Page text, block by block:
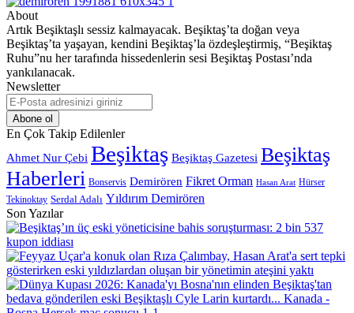
About
Artık Beşiktaşlı sessiz kalmayacak. Beşiktaş’ta doğan veya
Beşiktaş’ta yaşayan, kendini Beşiktaş’la özdeşleştirmiş, “Beşiktaş
Ruhu”nu her tarafında hissedenlerin sesi Beşiktaş Postası’nda
yankılanacak.
Newsletter
E-
Posta
adresinizi
giriniz
En Çok Takip Edilenler
Ahmet Nur Çebi Beşiktaş Beşiktaş Gazetesi Beşiktaş
Haberleri Bonservis Demirören Fikret Orman Hasan Arat Hürser
Tekinoktay Serdal Adalı Yıldırım Demirören
Son Yazılar